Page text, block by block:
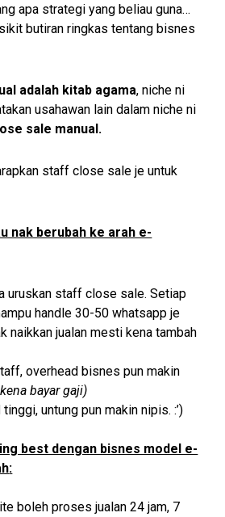
apa strategi yang beliau guna…
butiran ringkas tentang bisnes
ual adalah kitab agama, niche ni
usahawan lain dalam niche ni
sale manual.
staff close sale je untuk
nak berubah ke arah e-
uruskan staff close sale. Setiap
handle 30-50 whatsapp je
naikkan jualan mesti kena tambah
overhead bisnes pun makin
bayar gaji)
untung pun makin nipis. :’)
best dengan bisnes model e-
:
boleh proses jualan 24 jam, 7